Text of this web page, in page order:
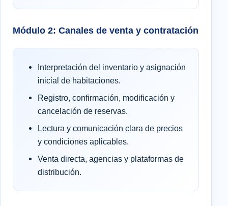
Módulo 2: Canales de venta y contratación
Interpretación del inventario y asignación
inicial de habitaciones.
Registro, confirmación, modificación y
cancelación de reservas.
Lectura y comunicación clara de precios
y condiciones aplicables.
Venta directa, agencias y plataformas de
distribución.